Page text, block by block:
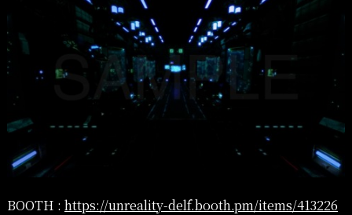
BOOTH : https://unreality-delf.booth.pm/items/413226